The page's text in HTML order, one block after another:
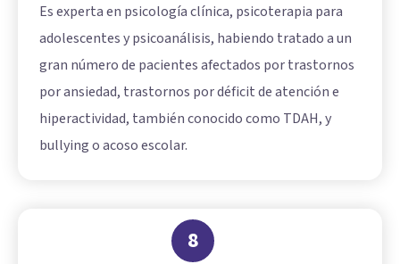
Es experta en psicología clínica, psicoterapia para
adolescentes y psicoanálisis, habiendo tratado a un
gran número de pacientes afectados por trastornos
por ansiedad, trastornos por déficit de atención e
hiperactividad, también conocido como TDAH, y
bullying o acoso escolar.
8